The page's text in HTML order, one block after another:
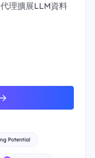
理擴展LLM資料